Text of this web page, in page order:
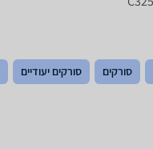
סורקים סורקים יעודיים